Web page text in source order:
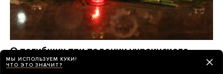
О погибших при падении украинского
дрона на пляж в Геленджике по-прежнему
МЫ ИСПОЛЬЗУЕМ КУКИ!
ЧТО ЭТО ЗНАЧИТ?